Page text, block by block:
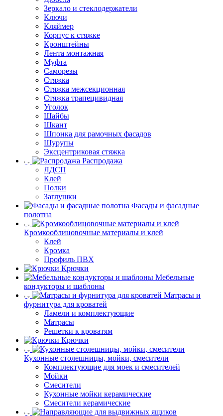
Зеркало и стеклодержатели
Ключи
Кляймер
Корпус к стяжке
Кронштейны
Лента монтажная
Муфта
Саморезы
Стяжка
Стяжка межсекционная
Стяжка трапецивидная
Уголок
Шайбы
Шкант
Шпонка для рамочных фасадов
Шурупы
Эксцентриковая стяжка
Распродажа
ЛДСП
Клей
Полки
Заглушки
Фасады и фасадные
полотна
Кромкооблицовочные материалы и клей
Клей
Кромка
Профиль ПВХ
Крючки
Мебельные
кондукторы и шаблоны
Матрасы и
фурнитура для кроватей
Ламели и комплектующие
Матрасы
Решетки к кроватям
Крючки
Кухонные столешницы, мойки, смесители
Комплектующие для моек и смесителей
Мойки
Смесители
Кухонные мойки керамические
Смесители керамические